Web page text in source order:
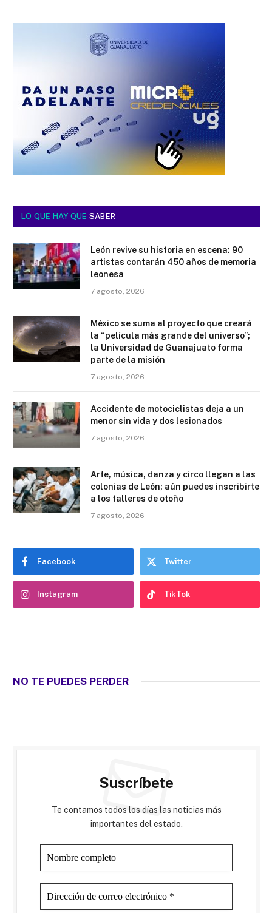
LO QUE HAY QUE SABER
León revive su historia en escena: 90
artistas contarán 450 años de memoria
leonesa
7 agosto, 2026
México se suma al proyecto que creará
la “película más grande del universo”;
la Universidad de Guanajuato forma
parte de la misión
7 agosto, 2026
Accidente de motociclistas deja a un
menor sin vida y dos lesionados
7 agosto, 2026
Arte, música, danza y circo llegan a las
colonias de León; aún puedes inscribirte
a los talleres de otoño
7 agosto, 2026
Facebook Twitter
Instagram TikTok
NO TE PUEDES PERDER
Suscríbete
Te contamos todos los días las noticias más
importantes del estado.